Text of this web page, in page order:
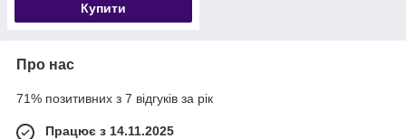
Купити
Про нас
71% позитивних з 7 відгуків за рік
Працює з 14.11.2025